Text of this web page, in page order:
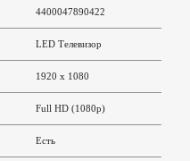
4400047890422
LED Телевизор
1920 x 1080
Full HD (1080p)
Есть